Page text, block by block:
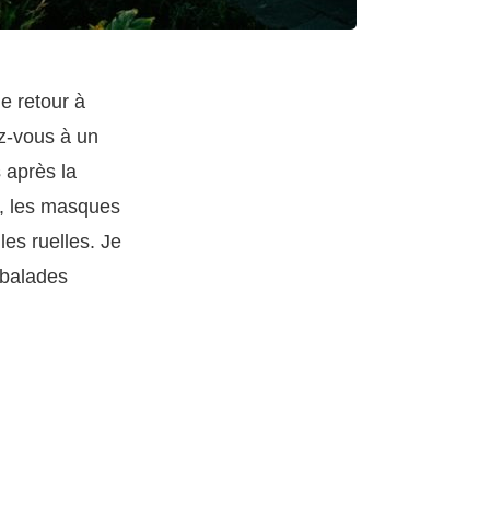
retour à
vous à un
après la
les masques
ruelles. Je